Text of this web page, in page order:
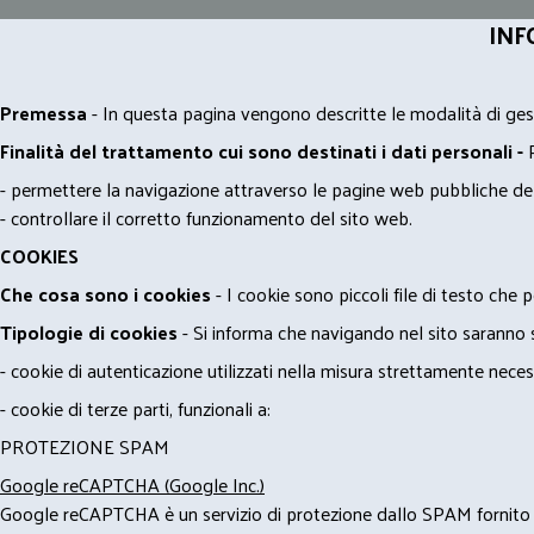
Premessa- In questa pagina vengono descritte le modalità di
Finalità del trattamento cui sono destinati i dati personali -
- permettere la navigazione attraverso le pagine web pubbliche
- controllare il corretto funzionamento del sito web.
COOKIES
Che cosa sono i cookies- I cookie sono piccoli file di testo che
Tipologie di cookies- Si informa che navigando nel sito
- cookie di autenticazione utilizzati nella misura strettamente
- cookie di terze parti, funzionali a:
PROTEZIONE SPAM
Google reCAPTCHA (Google Inc.)
Google reCAPTCHA è un servizio di protezione dallo SPAM